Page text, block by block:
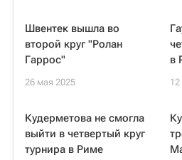
Швентек вышла во
второй круг "Ролан
Гаррос"
26 мая 2025
в
Кудерметова не смогла
выйти в четвертый круг
турнира в Риме